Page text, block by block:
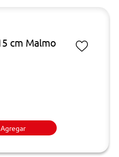
cm Malmo
Agregar